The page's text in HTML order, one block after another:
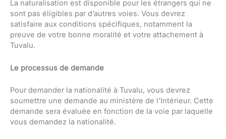
La naturalisation est disponible pour les étrangers qui ne
sont pas éligibles par d’autres voies. Vous devrez
satisfaire aux conditions spécifiques, notamment la
preuve de votre bonne moralité et votre attachement à
Tuvalu.
Le processus de demande
Pour demander la nationalité à Tuvalu, vous devrez
soumettre une demande au ministère de l’Intérieur. Cette
demande sera évaluée en fonction de la voie par laquelle
vous demandez la nationalité.